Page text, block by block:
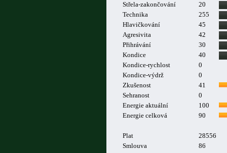
Střela-zakončování
20
Technika
255
Hlavičkování
45
Agresivita
42
Přihrávání
30
Kondice
40
Kondice-rychlost
0
Kondice-výdrž
0
Zkušenost
41
Sehranost
0
Energie aktuální
100
Energie celková
90
Plat
28556
Smlouva
86